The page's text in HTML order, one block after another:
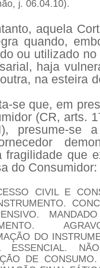
j. 06.04.10).
aquela
quando,
ou utilizado
haja
na esteira
se que, em
(CR, arts.
presume-se a
fragilidade que
do Consumidor:
CIVIL E
DO
ESSENCIAL.
DE CONSUMO.